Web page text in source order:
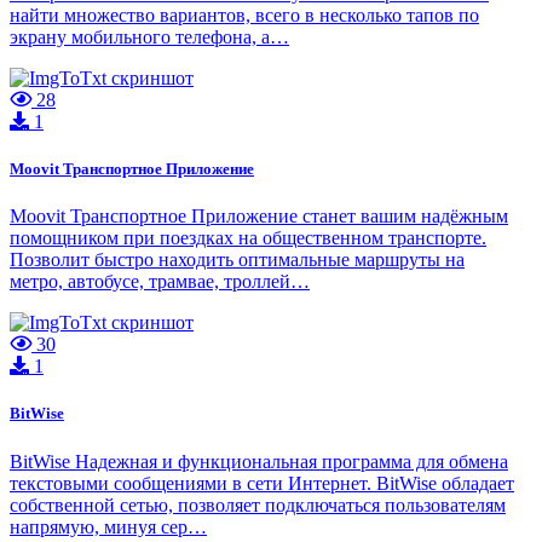
найти множество вариантов, всего в несколько тапов по
экрану мобильного телефона, а…
28
1
Moovit Транспортное Приложение
Moovit Транспортное Приложение станет вашим надёжным
помощником при поездках на общественном транспорте.
Позволит быстро находить оптимальные маршруты на
метро, автобусе, трамвае, троллей…
30
1
BitWise
BitWise Надежная и функциональная программа для обмена
текстовыми сообщениями в сети Интернет. BitWise обладает
собственной сетью, позволяет подключаться пользователям
напрямую, минуя сер…